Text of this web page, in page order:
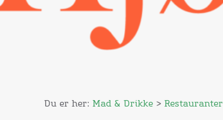
Du er her: Mad & Drikke > Restauranter